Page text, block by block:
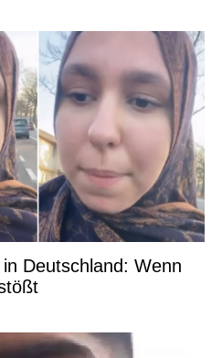
Deutschland: Wenn